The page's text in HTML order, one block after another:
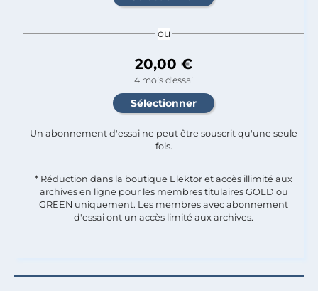
ou
20,00 €
4 mois d'essai
Un abonnement d'essai ne peut être souscrit qu'une seule
fois.​
* Réduction dans la boutique Elektor et accès illimité aux
archives en ligne pour les membres titulaires GOLD ou
GREEN uniquement. Les membres avec abonnement
d'essai ont un accès limité aux archives.